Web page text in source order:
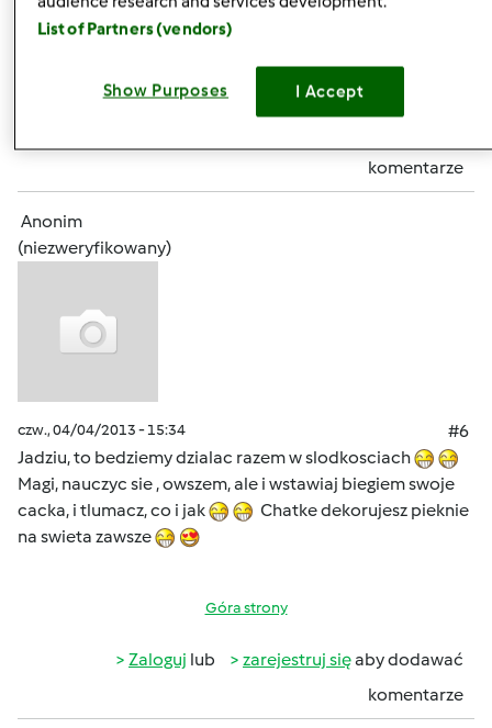
nauczyć
komentarze
Anonim
(niezweryfikowany)
czw., 04/04/2013 - 15:34
#6
Jadziu, to bedziemy dzialac razem w slodkosciach
Magi, nauczyc sie , owszem, ale i wstawiaj biegiem swoje
cacka, i tlumacz, co i jak
Chatke dekorujesz pieknie
na swieta zawsze
Góra strony
Zaloguj lub zarejestruj sięaby dodawać
komentarze
List of Partners (vendors)
Show Purposes I Accept